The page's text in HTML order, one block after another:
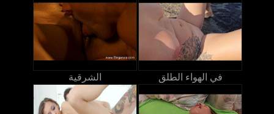
الشرقية في الهواء الطلق